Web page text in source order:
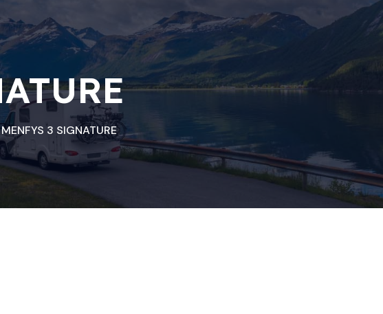
MENFYS 3 SIGNATURE